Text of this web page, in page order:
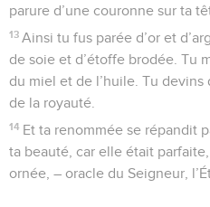
parure d’une couronne sur ta
13 Ainsi tu fus parée d’or et
de soie et d’étoffe brodée. Tu
du miel et de l’huile. Tu
de la royauté.
14 Et ta renommée se répandit
ta beauté, car elle était
ornée, – oracle du Seigneur,